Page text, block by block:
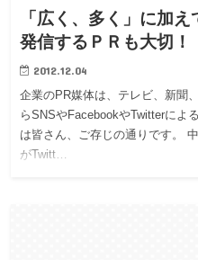
「広く、多く」に加
発信するＰＲも大切！
2012.12.04
企業のPR媒体は、テレビ、新聞
らSNSやFacebookやTwitterによ
は皆さん、ご存じの通りです。
がTwitt…